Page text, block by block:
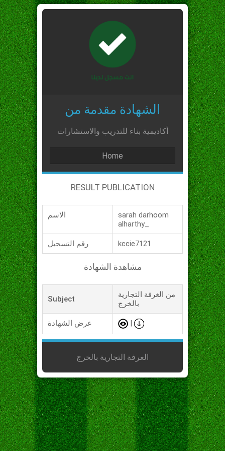
الشهادة مقدمة من
أكاديمية بناء للتدريب والاستشارات
Home
RESULT PUBLICATION
الاسم
sarah darhoom
alharthy_
رقم التسجيل kccie7121
مشاهدة الشهادة
Subject
من الغرفة التجارية
بالخرج
عرض الشهادة
الغرفة التجارية بالخرج